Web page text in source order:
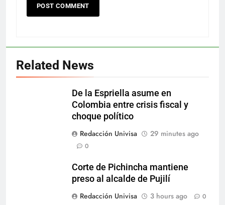
Related News
De la Espriella asume en
Colombia entre crisis fiscal y
choque político
Redacción Univisa
29 minutes ago
0
Corte de Pichincha mantiene
preso al alcalde de Pujilí
Redacción Univisa
3 hours ago 0